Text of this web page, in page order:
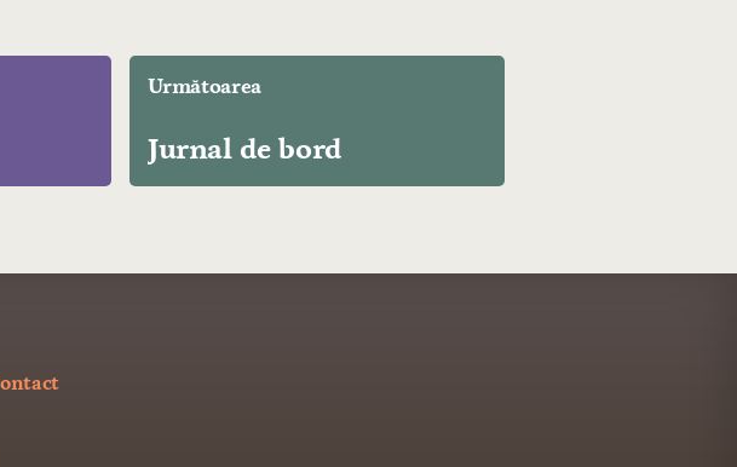
Următoarea
Jurnal de bord